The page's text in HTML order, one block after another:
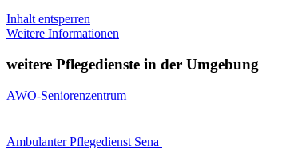
Inhalt entsperren
Weitere Informationen
weitere Pflegedienste in der Umgebung
AWO-Seniorenzentrum
Ambulanter Pflegedienst Sena